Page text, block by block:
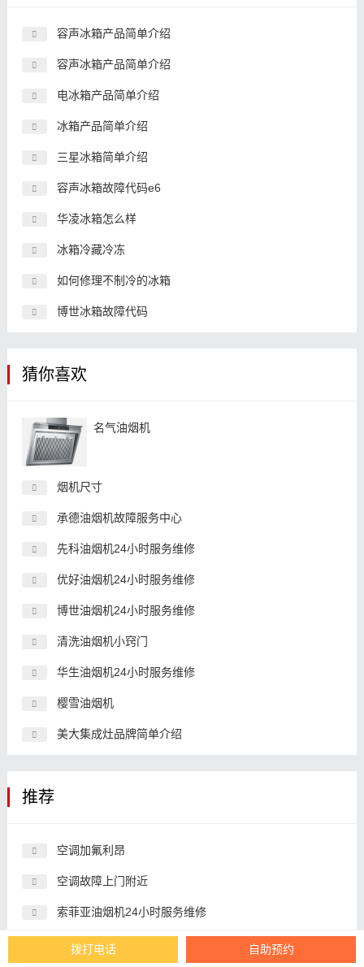
容声冰箱产品简单介绍
容声冰箱产品简单介绍
电冰箱产品简单介绍
冰箱产品简单介绍
三星冰箱简单介绍
容声冰箱故障代码e6
华凌冰箱怎么样
冰箱冷藏冷冻
如何修理不制冷的冰箱
博世冰箱故障代码
猜你喜欢
名气油烟机
烟机尺寸
承德油烟机故障服务中心
先科油烟机24小时服务维修
优好油烟机24小时服务维修
博世油烟机24小时服务维修
清洗油烟机小窍门
华生油烟机24小时服务维修
樱雪油烟机
美大集成灶品牌简单介绍
推荐
空调加氟利昂
空调故障上门附近
索菲亚油烟机24小时服务维修
华菱冰箱
拨打电话 自助预约